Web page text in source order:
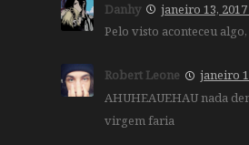
Danhy
janeiro 13,
Pelo visto aconteceu
Robert Leone
janeiro
AHUHEAUEHAU nada
virgem faria